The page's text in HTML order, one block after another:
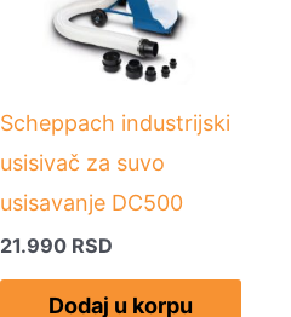
Scheppach industrijski
usisivač za suvo
usisavanje DC500
21.990 RSD
Dodaj u korpu